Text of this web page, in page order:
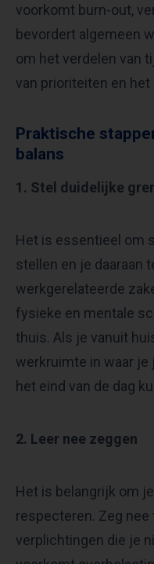
voorkomt burn-out,
bevordert algemeen
om het verdelen van
van prioriteiten en
Praktische
balans
1. Stel duidelijke
Het is essentieel om
stellen en je daaraan
werkgerelateerde
fysieke en mentale
thuis. Als je vanuit
werkruimte in waar je
het eind van de dag
2. Leer nee zeggen
Het is belangrijk om
respecteren. Zeg
verplichtingen die je